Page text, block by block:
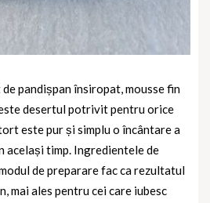
pandișpan însiropat, mousse fin
desertul potrivit pentru orice
este pur și simplu o încântare a
același timp. Ingredientele de
de preparare fac ca rezultatul
mai ales pentru cei care iubesc